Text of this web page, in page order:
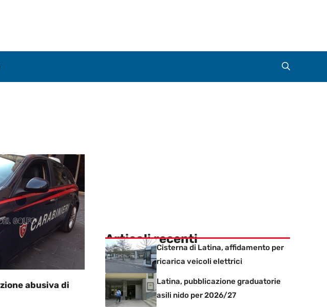
abusiva di
Articoli recenti
Cisterna di Latina, affidamento per
ricarica veicoli elettrici
Latina, pubblicazione graduatorie
asili nido per 2026/27